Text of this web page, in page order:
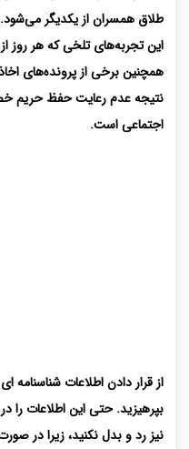
طلاق همسران از یکدیگر می‌شود.
این تجربه‌های تلخی که هر روز
همچنین برخی از پرونده‌های
نتیجه عدم رعایت حفظ حریم
اجتماعی است.
از قرار دادن اطلاعات شناسنامه
بپرهیزید. حتی این اطلاعات
نیز رد و بدل نکنید، زیرا در